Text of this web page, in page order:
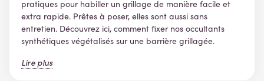
pratiques pour habiller un grillage de manière facile et
extra rapide. Prêtes à poser, elles sont aussi sans
entretien. Découvrez ici, comment fixer nos occultants
synthétiques végétalisés sur une barrière grillagée.
Lire plus